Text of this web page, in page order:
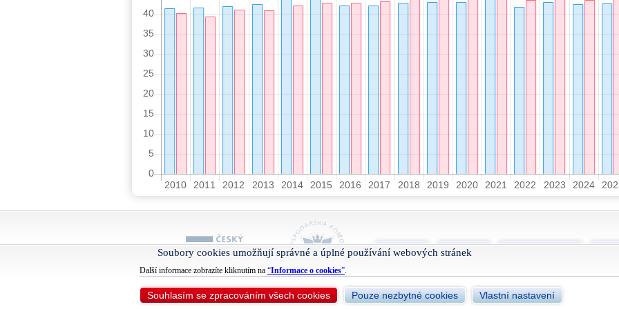
O projektu Nápověda
Soubory cookies umožňují správné a úplné používání webových stránek
Další informace zobrazíte kliknutím na “Informace o cookies”.
Souhlasím se zpracováním všech cookies Pouze nezbytné cookies Vlastní nastavení